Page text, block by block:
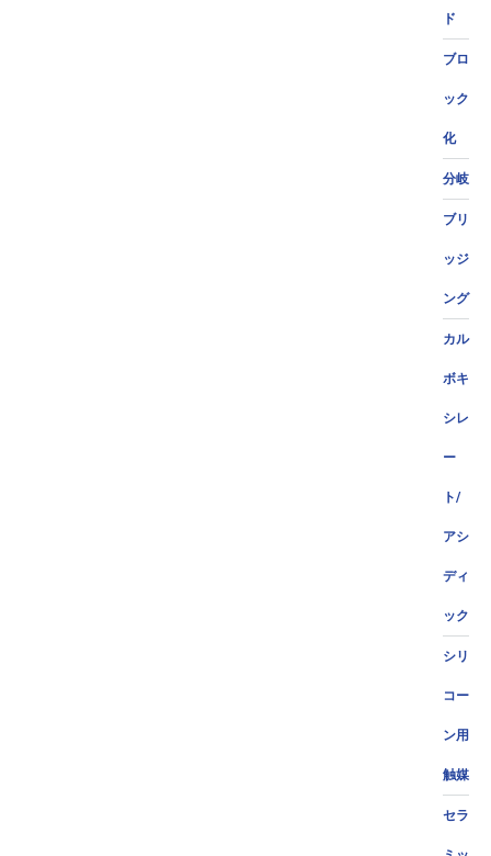
ド
ブロ
ック
化
分岐
ブリ
ッジ
ング
カル
ボキ
シレ
ー
ト/
アシ
ディ
ック
シリ
コー
ン用
触媒
セラ